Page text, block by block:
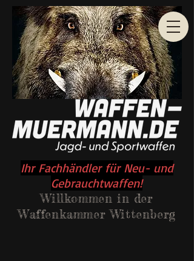
Ihr Fachhändler für Neu- und
Gebrauchtwaffen!
Willkommen in der
Waffenkammer Wittenberg